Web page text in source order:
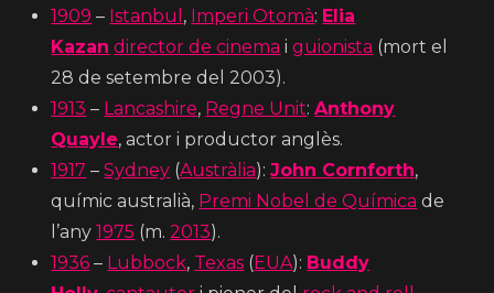
1909 – Istanbul , Imperi Otomà: Elia
Kazan director de cinema iguionista (mort el
28 de setembre del 2003).
1913 – Lancashire, Regne Unit:Anthony
Quayle, actor i productor anglès.
1917 –Sydney (Austràlia):John Cornforth,
químic australià, Premi Nobel de Química de
l’any1975 (m.2013).
1936 – Lubbock, Texas (EUA): Buddy